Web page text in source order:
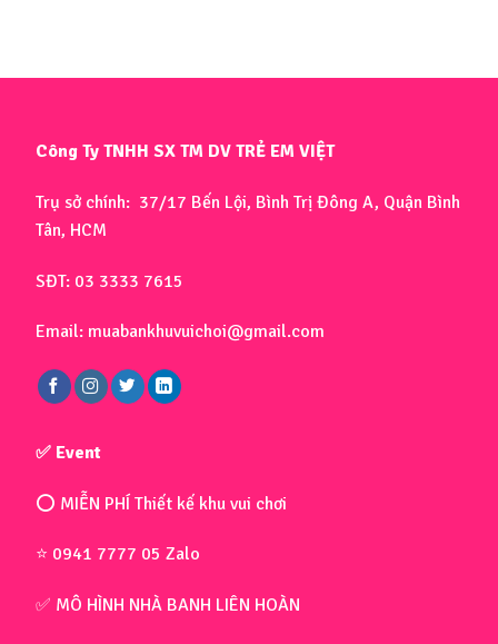
Công Ty TNHH SX TM DV TRẺ EM VIỆT
Trụ sở chính: 37/17 Bến Lội, Bình Trị Đông A, Quận Bình
Tân, HCM
SĐT: 03 3333 7615
Email: muabankhuvuichoi@gmail.com
✅ Event
⭕ MIỄN PHÍ Thiết kế khu vui chơi
⭐ 0941 7777 05 Zalo
✅ MÔ HÌNH NHÀ BANH LIÊN HOÀN